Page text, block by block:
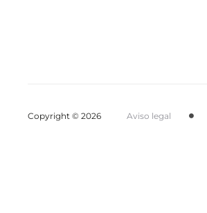
Copyright © 2026 Aviso legal